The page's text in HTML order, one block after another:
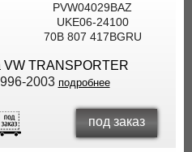
PVW04029BAZ
UKE06-24100
70B 807 417BGRU
VW TRANSPORTER
2003 подробнее
под заказ